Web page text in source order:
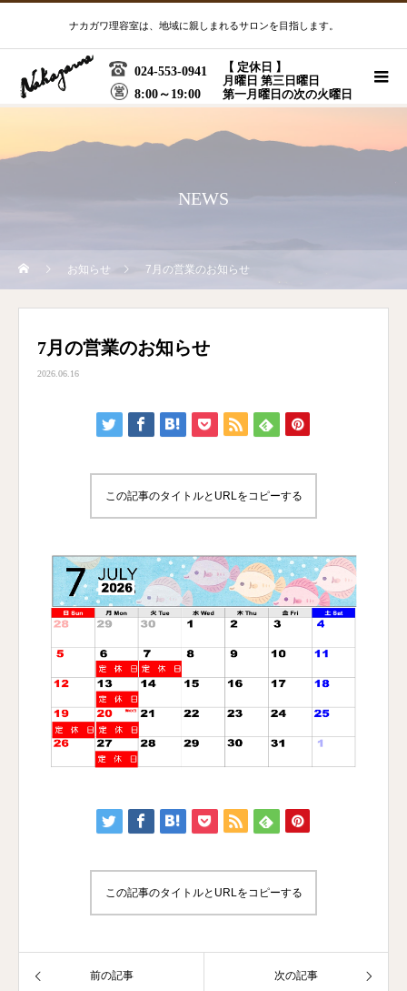
ナカガワ理容室は、地域に親しまれるサロンを目指します。
024-553-0941
【 定休日 】
月曜日 第三日曜日
第一月曜日の次の火曜日
8:00～19:00
NEWS
お知らせ 7月の営業のお知らせ
7月の営業のお知らせ
2026.06.16
この記事のタイトルとURLをコピーする
この記事のタイトルとURLをコピーする
前の記事 次の記事